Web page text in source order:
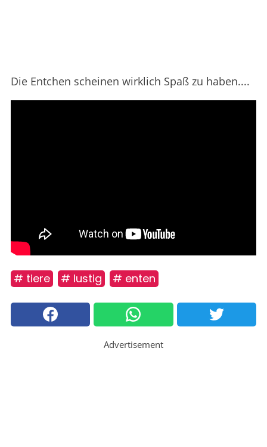
Die Entchen scheinen wirklich Spaß zu haben....
# tiere # lustig # enten
Advertisement